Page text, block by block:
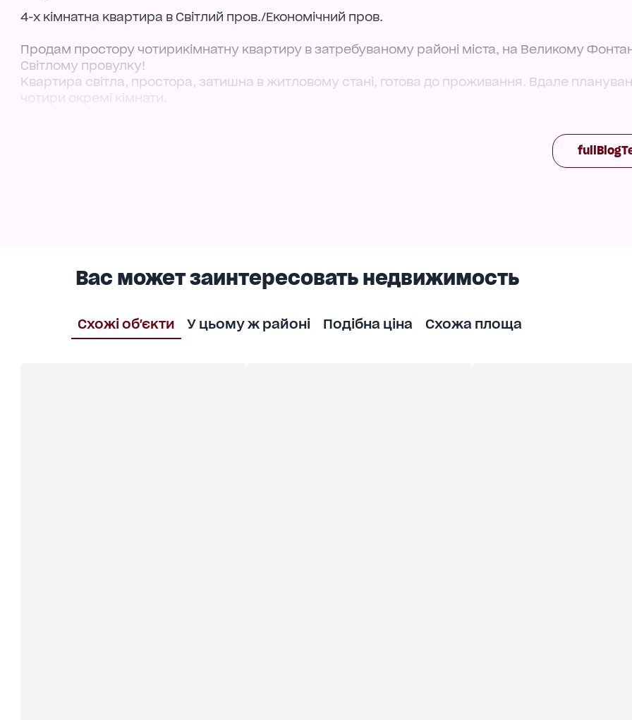
4-х кімнатна квартира в Світлий пров./Економічний пров.
Продам простору чотирикімнатну квартиру в затребуваному районі міста, на Великому
Світлому провулку!
Квартира світла, простора, затишна в житловому стані, готова до проживання. Вдале
чотири окремі кімнати.
для комфортного та зручного проживання у Приморському районі міста на Великому Фонтані.
Вас может заинтересовать недвижимость
Схожі об'єкти У цьому ж районі Подібна ціна Схожа площа